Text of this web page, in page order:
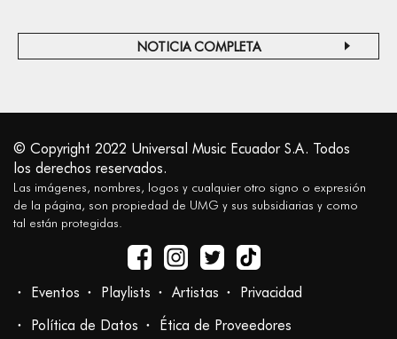
NOTICIA COMPLETA
© Copyright 2022 Universal Music Ecuador S.A. Todos
los derechos reservados.
Las imágenes, nombres, logos y cualquier otro signo o expresión
de la página, son propiedad de UMG y sus subsidiarias y como
tal están protegidas.
Eventos Playlists Artistas
Privacidad
Política de Datos
Ética de Proveedores